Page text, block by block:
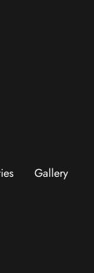
Gallery